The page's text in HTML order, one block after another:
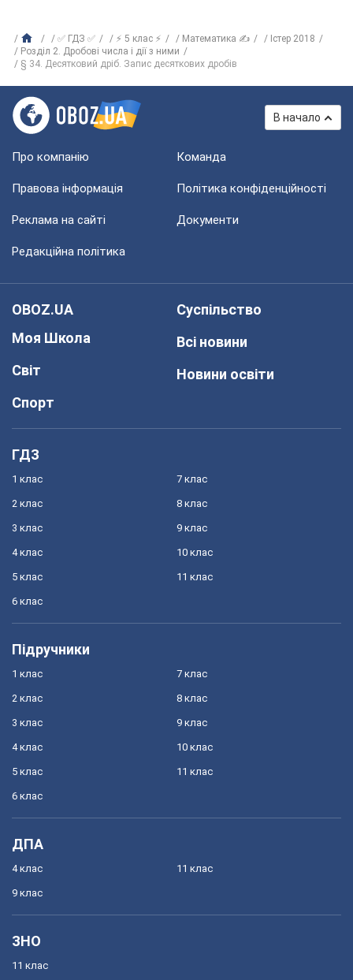
✅ ГДЗ ✅ ⚡ 5 клас ⚡ Математика ✍
Істер 2018
Розділ 2. Дробові числа і дії з ними
§ 34. Десятковий дріб. Запис десяткових дробів
В начало
Про компанію Команда
Правова інформація Політика конфіденційності
Реклама на сайті Документи
Редакційна політика
OBOZ.UA
Моя Школа
Світ
Спорт
Суспільство
Всі новини
Новини освіти
ГДЗ
1 клас
2 клас
3 клас
4 клас
5 клас
6 клас
7 клас
8 клас
9 клас
10 клас
11 клас
Підручники
1 клас
2 клас
3 клас
4 клас
5 клас
6 клас
7 клас
8 клас
9 клас
10 клас
11 клас
ДПА
4 клас
9 клас
11 клас
ЗНО
11 клас